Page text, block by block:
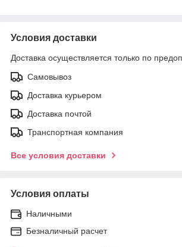
Условия доставки
Доставка осуществляется только по
Самовывоз
Доставка курьером
Доставка почтой
Транспортная компания
Все условия доставки
Условия оплаты
Наличными
Безналичный расчет